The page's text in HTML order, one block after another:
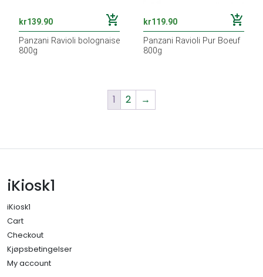
kr139.90 add_shopping_cart
Panzani Ravioli bolognaise
800g
kr119.90 add_shopping_cart
Panzani Ravioli Pur Boeuf
800g
1 2 →
iKiosk1
iKiosk1
Cart
Checkout
Kjøpsbetingelser
My account